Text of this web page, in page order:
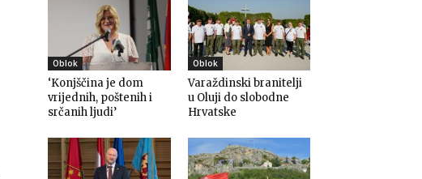
Oblok
‘Konjščina je dom
vrijednih, poštenih i
srčanih ljudi’
Oblok
Varaždinski branitelji
u Oluji do slobodne
Hrvatske